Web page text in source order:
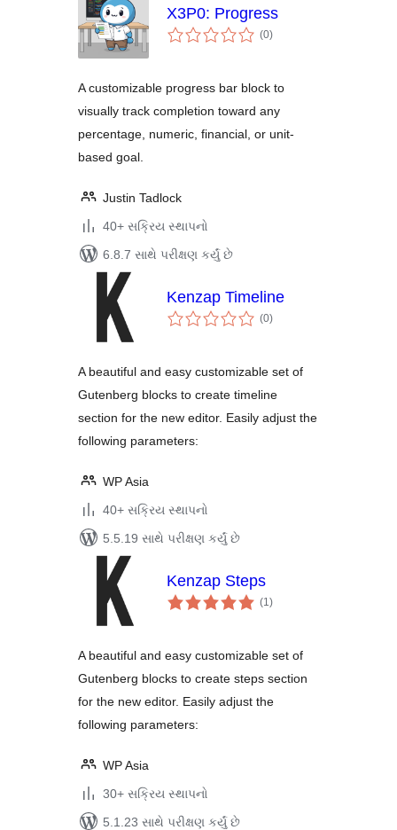
X3P0: Progress
(0કુલ
રેટિંગ્સ
)
A customizable progress bar block to
visually track completion toward any
percentage, numeric, financial, or unit-
based goal.
Justin Tadlock
40+ સક્રિય સ્થાપનો
6.8.7 સાથે પરીક્ષણ કર્યું છે
Kenzap Timeline
(0કુલ
રેટિંગ્સ
)
A beautiful and easy customizable set of
Gutenberg blocks to create timeline
section for the new editor. Easily adjust the
following parameters:
WP Asia
40+ સક્રિય સ્થાપનો
5.5.19 સાથે પરીક્ષણ કર્યું છે
Kenzap Steps
(1કુલ
રેટિંગ્સ
)
A beautiful and easy customizable set of
Gutenberg blocks to create steps section
for the new editor. Easily adjust the
following parameters:
WP Asia
30+ સક્રિય સ્થાપનો
5.1.23 સાથે પરીક્ષણ કર્યું છે